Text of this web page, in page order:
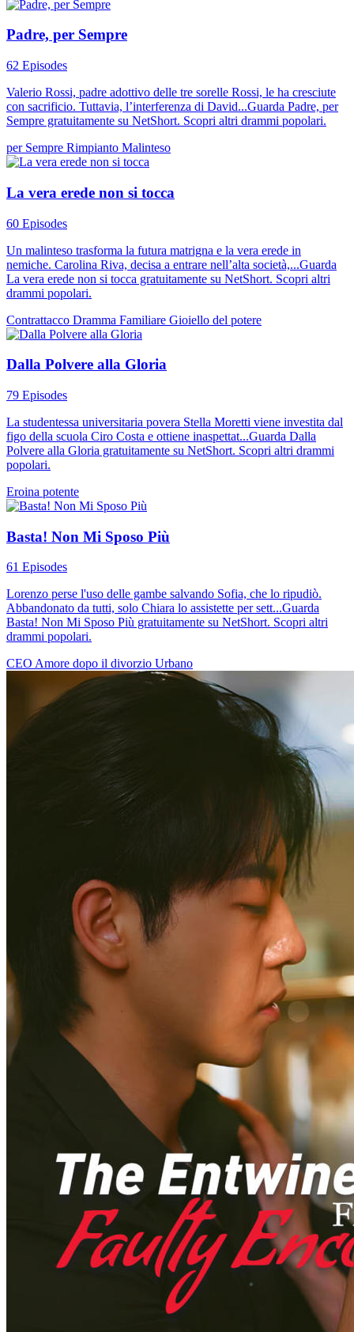
Padre, per Sempre
62 Episodes
Valerio Rossi, padre adottivo delle tre sorelle Rossi, le ha cresciute
con sacrificio. Tuttavia, l’interferenza di David...Guarda Padre, per
Sempre gratuitamente su NetShort. Scopri altri drammi popolari.
per Sempre Rimpianto Malinteso
La vera erede non si tocca
60 Episodes
Un malinteso trasforma la futura matrigna e la vera erede in
nemiche. Carolina Riva, decisa a entrare nell’alta società,...Guarda
La vera erede non si tocca gratuitamente su NetShort. Scopri altri
drammi popolari.
Contrattacco Dramma Familiare Gioiello del potere
Dalla Polvere alla Gloria
79 Episodes
La studentessa universitaria povera Stella Moretti viene investita dal
figo della scuola Ciro Costa e ottiene inaspettat...Guarda Dalla
Polvere alla Gloria gratuitamente su NetShort. Scopri altri drammi
popolari.
Eroina potente
Basta! Non Mi Sposo Più
61 Episodes
Lorenzo perse l'uso delle gambe salvando Sofia, che lo ripudiò.
Abbandonato da tutti, solo Chiara lo assistette per sett...Guarda
Basta! Non Mi Sposo Più gratuitamente su NetShort. Scopri altri
drammi popolari.
CEO Amore dopo il divorzio Urbano